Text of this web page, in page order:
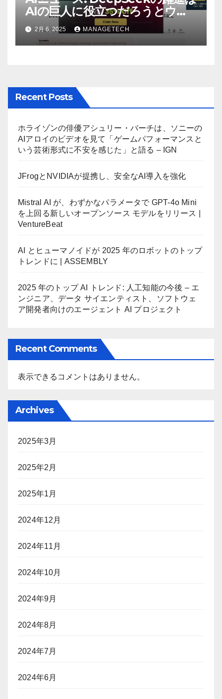
AIの巨人に役立つだろうとウォ
ール街のアナリストが語る –
The Economic Times
2月 6, 2025 MANAGETECH
Recent Posts
ホライゾンの俳優アシュリー・バーチは、ソニーの
AIアロイのビデオを見て「ゲームパフォーマンスと
いう芸術形式に不安を感じた」と語る – IGN
JFrogとNVIDIAが提携し、安全なAI導入を強化
Mistral AI が、わずかなパラメータで GPT-4o Mini
を上回る新しいオープンソース モデルをリリース |
VentureBeat
AI とヒューマノイドが 2025 年のロボットのトップ
トレンドに | ASSEMBLY
2025 年のトップ AI トレンド: 人工知能の今後 – エ
ンジニア、データ サイエンティスト、ソフトウェ
ア開発者向けのエージェント AI プロジェクト
Recent Comments
表示できるコメントはありません。
Archives
2025年3月
2025年2月
2025年1月
2024年12月
2024年11月
2024年10月
2024年9月
2024年8月
2024年7月
2024年6月